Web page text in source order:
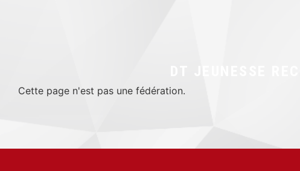
Cette page n'est pas une fédération.